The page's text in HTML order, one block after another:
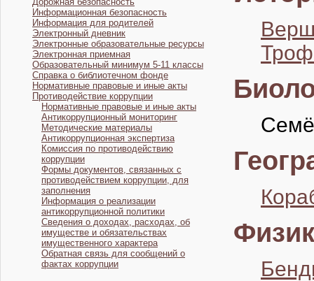
Информационная безопасность
Информация для родителей
Электронный дневник
Электронные образовательные ресурсы
Электронная приемная
Образовательный минимум 5-11 классы
Справка о библиотечном фонде
Нормативные правовые и иные акты
Противодействие коррупции
Нормативные правовые и иные акты
Антикоррупционный мониторинг
Методические материалы
Антикоррупционная экспертиза
Комиссия по противодействию
коррупции
Формы документов, связанных с
противодействием коррупции, для
заполнения
Информация о реализации
антикоррупционной политики
Сведения о доходах, расходах, об
имуществе и обязательствах
имущественного характера
Обратная связь для сообщений о
фактах коррупции